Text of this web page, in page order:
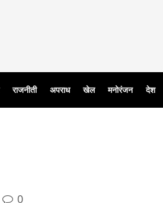
राजनीती अपराध खेल मनोरंजन देश
0